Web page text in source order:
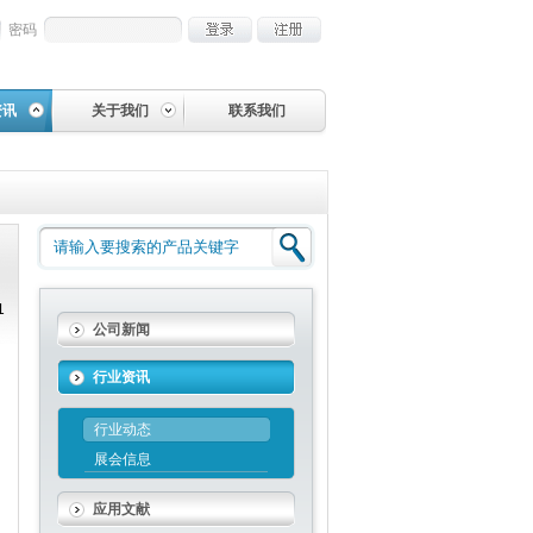
密码
关于我们 联系我们
公司新闻
行业资讯
行业动态
展会信息
应用文献